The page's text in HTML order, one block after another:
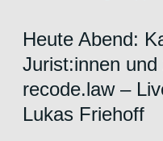
Heute Abend:
Jurist:innen
recode.law –
Lukas Friehoff